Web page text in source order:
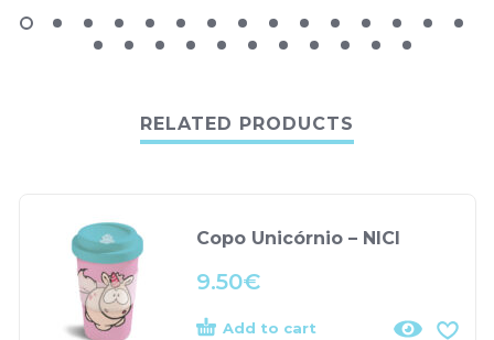
RELATED PRODUCTS
Copo Unicórnio – NICI
9.50€
Add to cart